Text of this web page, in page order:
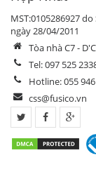
MST:0105286927
ngày 28/04/2011
Tòa nhà C7 -
Tel: 097 525
Hotline: 055 946
css@fusico.vn